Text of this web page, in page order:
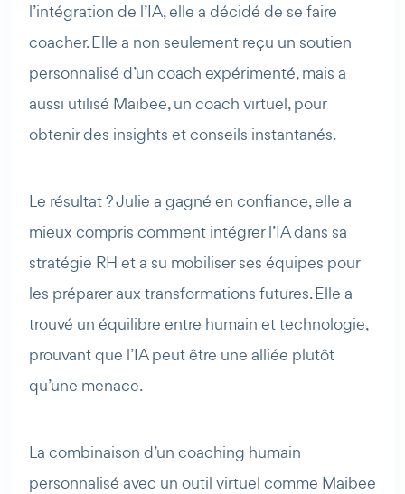
l’intégration de l’IA, elle a décidé de se faire
coacher. Elle a non seulement reçu un soutien
personnalisé d’un coach expérimenté, mais a
aussi utilisé Maibee, un coach virtuel, pour
obtenir des insights et conseils instantanés.
Le résultat ? Julie a gagné en confiance, elle a
mieux compris comment intégrer l’IA dans sa
stratégie RH et a su mobiliser ses équipes pour
les préparer aux transformations futures. Elle a
trouvé un équilibre entre humain et technologie,
prouvant que l’IA peut être une alliée plutôt
qu’une menace.
La combinaison d’un coaching humain
personnalisé avec un outil virtuel comme Maibee